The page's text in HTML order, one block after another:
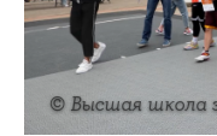
© Высшая школа